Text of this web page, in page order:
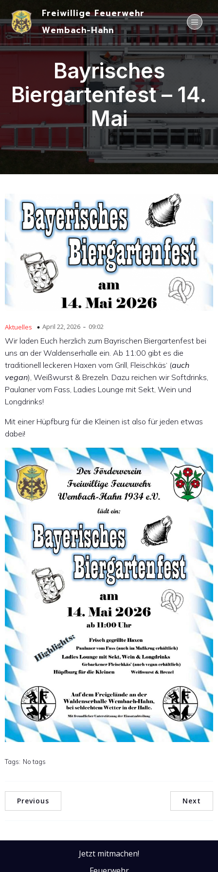
Freiwillige Feuerwehr
Wembach-Hahn
Bayrisches
Biergartenfest – 14.
Mai
Aktuelles April 22, 2026 - 09:02
Wir laden Euch herzlich zum Bayrischen Biergartenfest bei
uns an der Waldenserhalle ein. Ab 11:00 gibt es die
traditionell leckeren Haxen vom Grill, Fleischkäs‘ (auch
vegan), Weißwurst & Brezeln. Dazu reichen wir Softdrinks,
Paulaner vom Fass, Ladies Lounge mit Sekt, Wein und
Longdrinks!
Mit einer Hüpfburg für die Kleinen ist also für jeden etwas
dabei!
Tags: No tags
Previous Next
Jetzt mitmachen!